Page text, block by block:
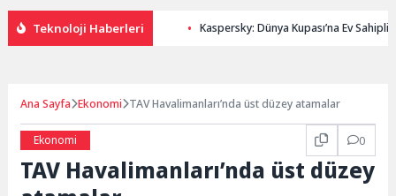
Teknoloji Haberleri Kaspersky: Dünya Kupası’na Ev
Ana Sayfa Ekonomi TAV Havalimanları’nda üst düzey atamalar
Ekonomi 0
TAV Havalimanları’nda üst düzey